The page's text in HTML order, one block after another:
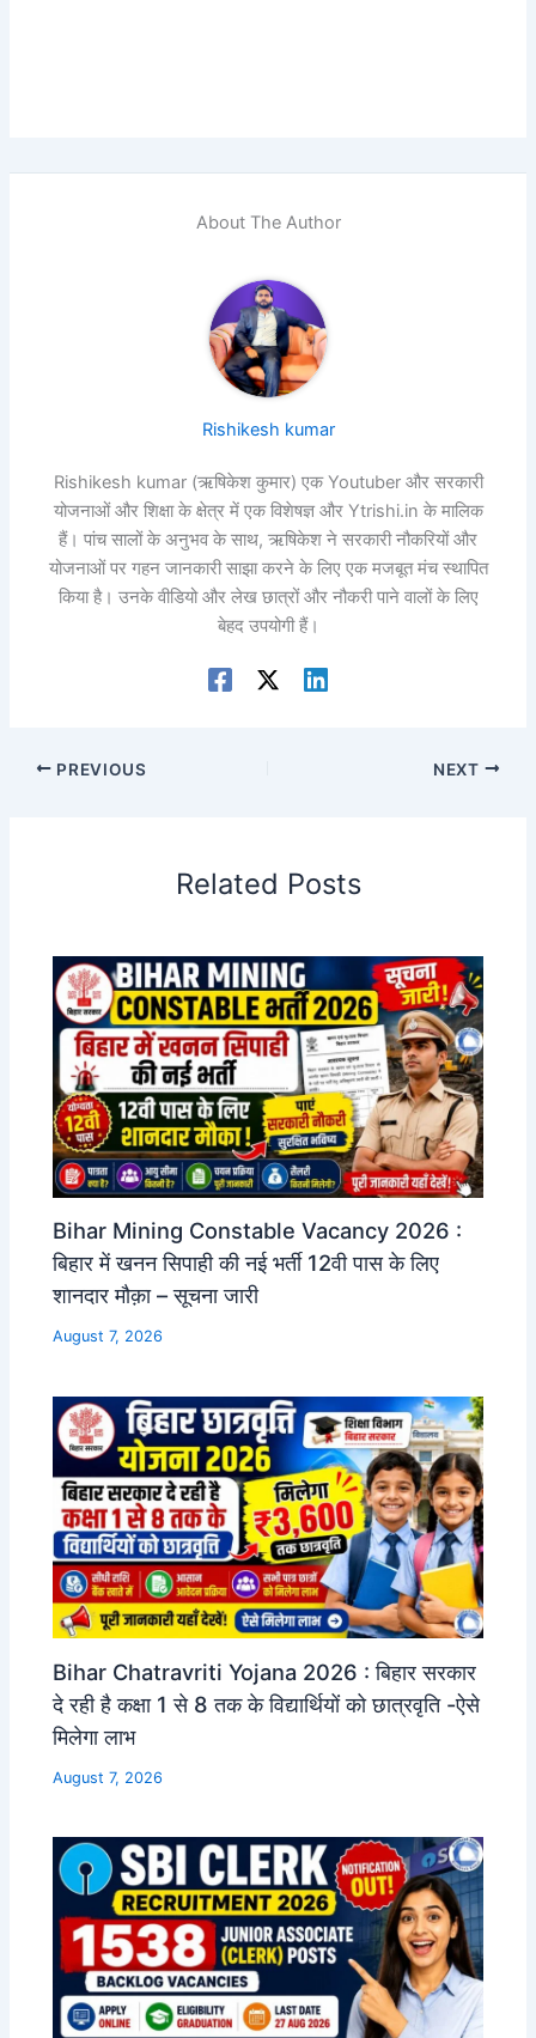
About The Author
Rishikesh kumar
Rishikesh kumar (ऋषिकेश कुमार) एक Youtuber और सरकारी
योजनाओं और शिक्षा के क्षेत्र में एक विशेषज्ञ और Ytrishi.in के मालिक
हैं। पांच सालों के अनुभव के साथ, ऋषिकेश ने सरकारी नौकरियों और
योजनाओं पर गहन जानकारी साझा करने के लिए एक मजबूत मंच स्थापित
किया है। उनके वीडियो और लेख छात्रों और नौकरी पाने वालों के लिए
बेहद उपयोगी हैं।
PREVIOUS NEXT
Related Posts
Bihar Mining Constable Vacancy 2026 :
बिहार में खनन सिपाही की नई भर्ती 12वी पास के लिए
शानदार मौक़ा – सूचना जारी
August 7, 2026
Bihar Chatravriti Yojana 2026 : बिहार सरकार
दे रही है कक्षा 1 से 8 तक के विद्यार्थियों को छात्रवृति -ऐसे
मिलेगा लाभ
August 7, 2026